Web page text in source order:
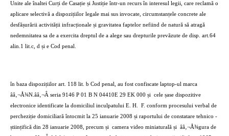
Unite ale înaltei Curți de Casație și Justiție într-un recurs în interesul legii, care reclamă o
aplicare selectivă a dispozițiilor legale mai sus invocate, circumstanțele concrete ale
desfășurării activității infracționale și gravitatea faptelor nefiind de natură să atragă
nedemnitatea sa de a exercita dreptul de a alege sau drepturile prevăzute de disp. art.64
alin.1 lit.c, d și e Cod penal.
în baza dispozițiilor art. 118 lit. b Cod penal, au fost confiscate laptop-ul marca
ââ‚¬Å¾N.ââ‚¬Â seria 9146 P 01 B N 04410E 29 EK 000 și
cele șase dispozitive
electronice identificate la domiciliul inculpatului E. H.
F. conform procesului verbal de
percheziție domiciliară întocmit la 25 ianuarie 2008 și raportului de constatare tehnico -
științifică din 28 ianuarie 2008, precum și
camera video miniaturală și
ââ‚¬Å¾gura de